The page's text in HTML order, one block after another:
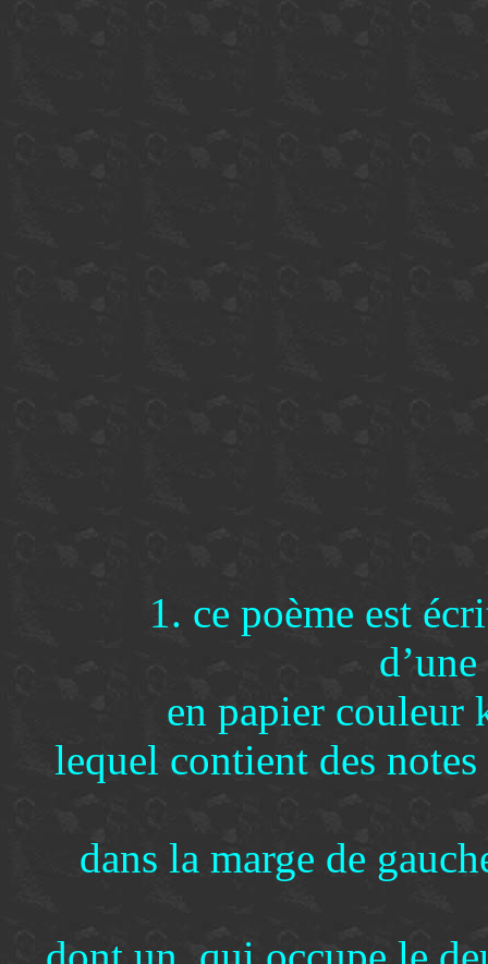
1. ce poème est
en papier couleur
lequel contient des
dans la marge de